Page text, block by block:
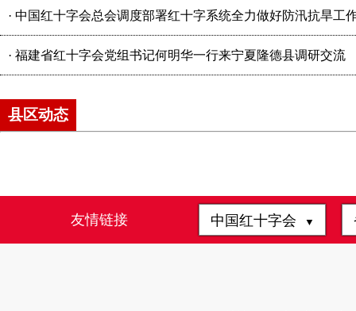
· 中国红十字会总会调度部署红十字系统全力做好防汛抗旱工
· 福建省红十字会党组书记何明华一行来宁夏隆德县调研交流
县区动态
友情链接 中国红十字会 ▼